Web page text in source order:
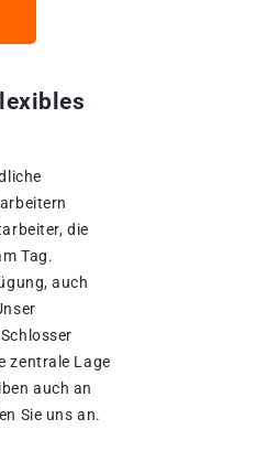
die
Tag.
auch
zentrale Lage
auch an
Sie uns an.